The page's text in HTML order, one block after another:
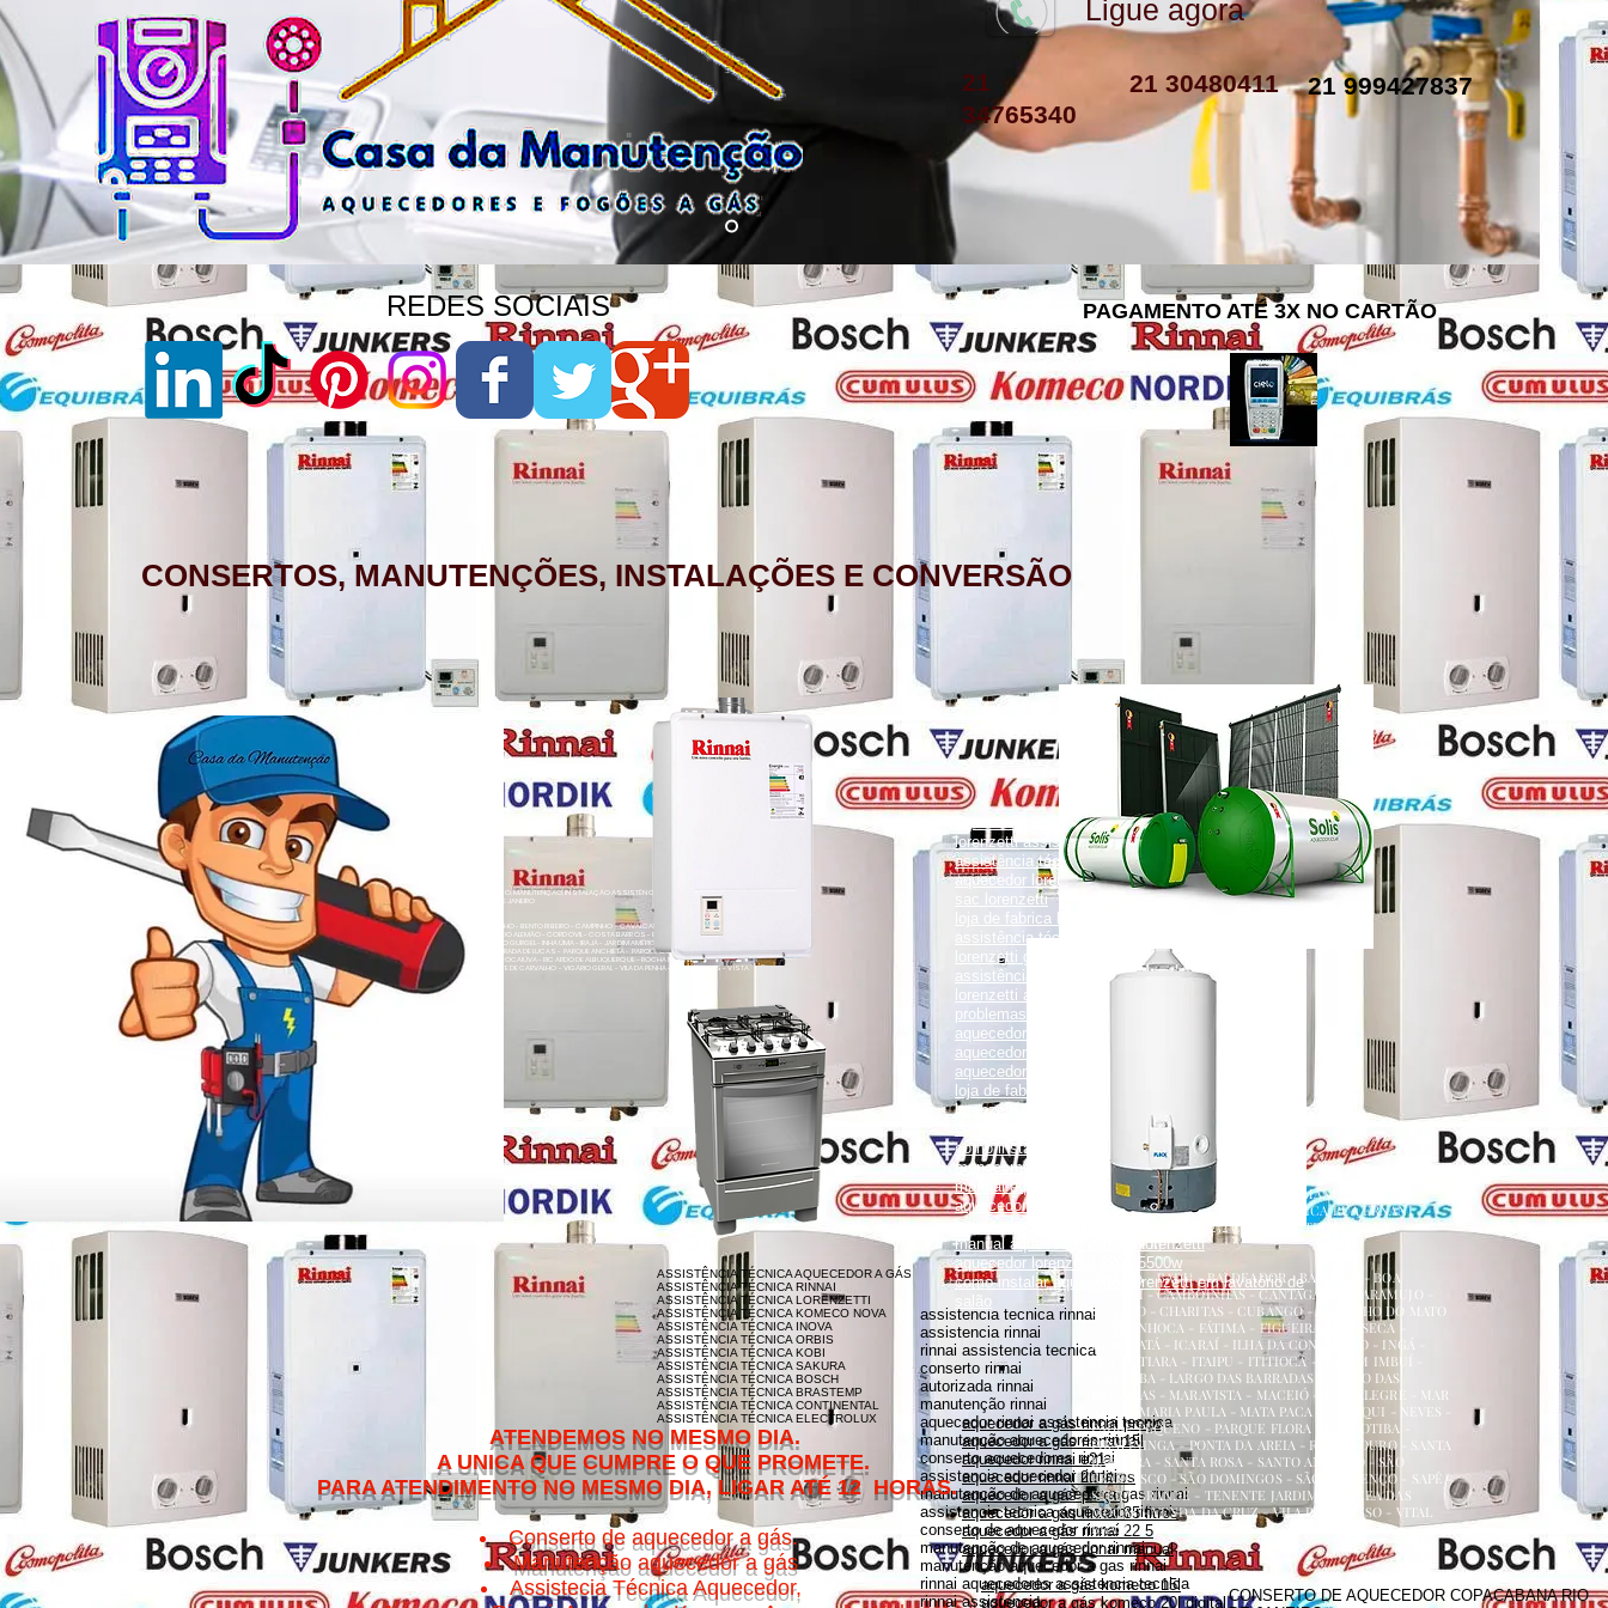
aquecedor a gás komeco 15l
aquecedor a gás komeco 20l digital
ASSISTÊNCIA TÉCNICA AQUECEDOR A GÁS
ASSISTÊNCIA TÉCNICA RINNAI
ASSISTÊNCIA TÉCNICA LORENZETTI
ASSISTÊNCIA TÉCNICA KOMECO NOVA
ASSISTÊNCIA TÉCNICA INOVA
ASSISTÊNCIA TÉCNICA ORBIS
ASSISTÊNCIA TÉCNICA KOBI
ASSISTÊNCIA TÉCNICA SAKURA
ASSISTÊNCIA TÉCNICA BOSCH
ASSISTÊNCIA TÉCNICA BRASTEMP
ASSISTÊNCIA TÉCNICA CONTINENTAL
ASSISTÊNCIA TÉCNICA ELECTROLUX
resistencia de boiler eletrico
resistencia eletrica boiler
resistencia para boiler preço
resistencia boiler komeco
aquecedor a gás rinnai preço
aquecedor a gás rinnai 15l
aquecedor rinnai e21
aquecedor rinnai 21 litros
aquecedor a gás preço
aquecedor a gás rinnai 35 litros
aquecedor a gás rinnai 22 5
aquecedor a gás rinnai manual
Ligue agora
21
34765340
21 30480411 21 999427837
CONSERTO DE AQUECEDOR COPACABANA RIO
assistencia tecnica rinnai
assistencia rinnai
rinnai assistencia tecnica
conserto rinnai
autorizada rinnai
manutenção rinnai
aquecedor rinnai assistencia tecnica
manutenção aquecedores rinnai
conserto aquecedores rinnai
assistencia aquecedor rinnai
manutenção de aquecedor a gas rinnai
assistencia tecnica aquecedor rinnai
conserto de aquecedor rinnai
manutenção de aquecedor rinnai
manutenção aquecedor a gas rinnai
rinnai aquecedores assistencia tecnica
rinnai assistencia
REDES SOCIAIS PAGAMENTO ATÉ 3X NO CARTÃO
CONSERTOS, MANUTENÇÕES, INSTALAÇÕES E CONVERSÃO
aquecedor lorenzetti vazando
lorenzetti assistência técnica
assistência técnica chuveiro lorenzetti rj
aquecedor lorenzetti não esquenta muito
sac lorenzetti
loja de fabrica lorenzetti
assistência técnica lorenzetti lapa
lorenzetti garantia
assistência técnica chuveiro lorenzetti rj
lorenzetti assistência técnica
problemas com aquecedor a gás lorenzetti
aquecedor lorenzetti manual
aquecedor a gás lorenzetti
aquecedor a gás lorenzetti 15l
loja de fabrica lorenzetti
lorenzetti garantia
como instalar aquecedor versátil lorenzetti
como instalar aquecedor lorenzetti em torneira
monocomando
manual aquecedor lorenzetti
aquecedor lorenzetti 110v
aquecedor lorenzetti água da rua
manual aquecedor versátil lorenzetti
aquecedor lorenzetti 220v 5500w
como instalar aquecedor lorenzetti em lavatório de
salão
AQUECEDOR A GÁS , CONSERTO, MANUTENÇÃO, INSTALAÇÃO ASSISTÊNCIA TÉCNICA RUA PORTO FELIZ 371
LOJA A HONORIO GURGEL RIO DE JANEIRO
ZONA NORTE
ACARÍ - ANCHIETA - BARROS FILHO - BENTO RIBEIRO - CAMPINHO - CAVALCANTI - CASCADURA - COELHO
NETO - COLÉGIO - COMPLEXO DO ALEMÃO - CORDOVIL - COSTA BARROS - ENGENHO LEAL - ENGENHO DA
RAINHA - GUADALUPE - HONÓRIO GURGEL - INHAÚMA - IRAJÁ - JARDIM AMÉRICA - MADUREIRA - MARECHAL
HERMES - OSVALDO CRUZ - PARADA DE LUCAS - PARQUE ANCHIETA - PARQUE COLÚMBIA - PAVUNA - PENHA
- PENHA CIRCULAR - QUINTINO BOCAIÚVA - RICARDO DE ALBUQUERQUE - ROCHA MIRANDA - TOMÁS COELHO
- TURIAÇÚ - VAZ LOBO - VICENTE DE CARVALHO - VIGÁRIO GERAL - VILA DA PENHA - VILA KOSMOS - VISTA
ALEGRE
AQUECEDOR A GÁS, CONSERTO,
MANUTENÇÃO, INSTALAÇÃO, ASSISTÊNCIA
TÉCNICA RINNAI RUA BARATA RIBEIRO 232
COPACABANA RIO DE JANEIRO
BAIRROS DE ATENDIMENTO RJ
ZONA SUL
BOTAFOGO - CATETE - COPACABANA -
COSME VELHO - FLAMENGO - GÁVEA -
HUMAITÁ - IPANEMA - JARDIM BOTÂNICO -
LAGOA - LARANJEIRAS - LEBLON - LEME -
ROCINHA - SÃO CONRADO - URCA
AQUECEDOR A GÁS, CONSERTO, MANUTENÇÃO,
INSTALAÇÃO, ASSISTÊNCIA TÉCNICA RUA ERNANI
AMARAL PEIXOTO 252 CENTRO NITERÓI
NITERÓI RJ
ATALAIA - BADU - BALDEADOR - BARRETO - BOA
VIAGEM - CAMBOINHAS - CANTAGALO - CARAMUJO -
CENTRO - CHARITAS - CUBANGO - ENGENHO DO MATO
- ENGENHOCA - FÁTIMA - FIGUEIRA - FONSECA -
GRAGOATÁ - ICARAÍ - ILHA DA CONCEIÇÃO - INGÁ -
ITACOATIARA - ITAIPU - ITITIOCA - JARDIM IMBUÍ -
JURUJUBA - LARGO DAS BARRADAS - LARGO DAS
BATALHAS - MARAVISTA - MACEIÓ - MAR ALEGRE - MAR
AZUL - MARIA PAULA - MATA PACA - MURIQUI - NEVES -
PADRE PEQUENO - PARQUE FLORA - PENDOTIBA -
PIRATININGA - PONTA DA AREIA - RIO DO OURO - SANTA
BÁRBARA - SANTA ROSA - SANTO ANTÔNIO - SÃO
FRANCISCO - SÃO DOMINGOS - SÃO LOURENÇO - SAPÊ -
SERRA GRANDE - TENENTE JARDIM - VARZEA DAS
MOÇAS - VENDA DA CRUZ - VILA PROGRESSO - VITAL
BRASIL
ATENDEMOS NO MESMO DIA.
A UNICA QUE CUMPRE O QUE PROMETE.
PARA ATENDIMENTO NO MESMO DIA, LIGAR ATÉ 12 HORAS.
Conserto de aquecedor a gás.
Manutenção aquecedor a gás
Assistecia Técnica Aquecedor,